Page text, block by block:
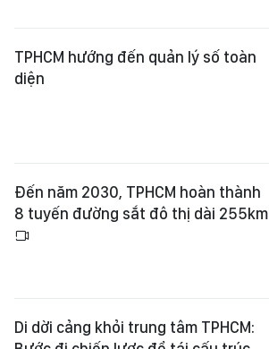
TPHCM hướng đến quản lý số toàn
diện
Đến năm 2030, TPHCM hoàn thành
8 tuyến đường sắt đô thị dài 255km
Di dời cảng khỏi trung tâm TPHCM: